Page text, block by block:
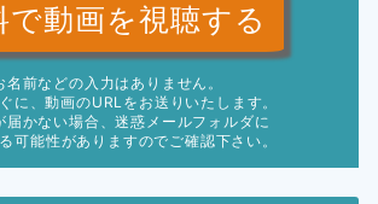
で動画を視聴する
名前などの入力はありません。
に、動画のURLをお送りいたします。
届かない場合、迷惑メールフォルダに
可能性がありますのでご確認下さい。